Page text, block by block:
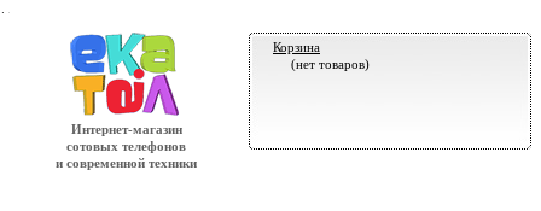
Интернет-магазин
сотовых телефонов
и современной техники
Корзина
(нет товаров)